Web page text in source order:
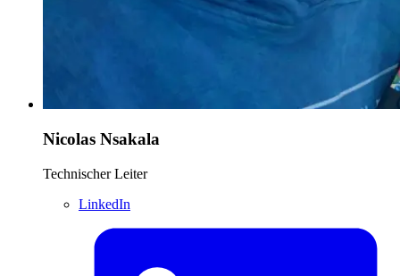
Nicolas Nsakala
Technischer Leiter
LinkedIn